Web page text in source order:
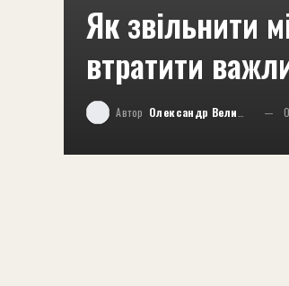
Як звільнити
втратити
Автор Олександр Великий